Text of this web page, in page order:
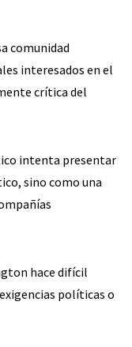
comunidad
interesados en el
crítica del
intenta presentar
sino como una
hace difícil
políticas o